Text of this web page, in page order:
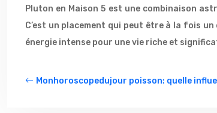
Pluton en Maison 5 est une combinaison
C’est un placement qui peut être à la fois
énergie intense pour une vie riche et
Monhoroscopedujour poisson: quelle